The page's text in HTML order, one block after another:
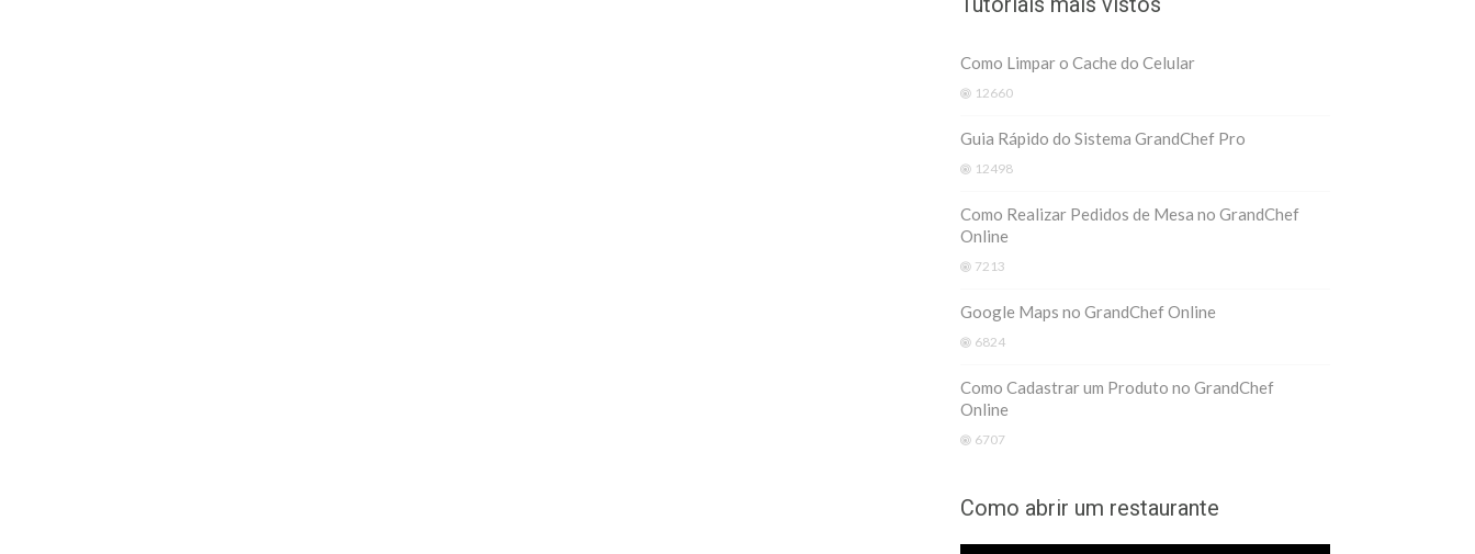
Como Limpar o Cache do Celular
12660
Guia Rápido do Sistema GrandChef Pro
12498
Como Realizar Pedidos de Mesa no GrandChef
Online
7213
Google Maps no GrandChef Online
6824
Como Cadastrar um Produto no GrandChef
Online
6707
Como abrir um restaurante